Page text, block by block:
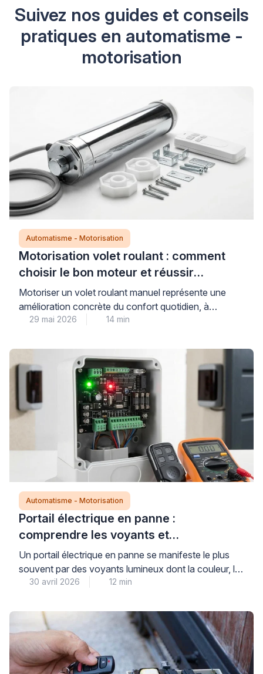
Suivez nos guides et conseils
pratiques en automatisme -
motorisation
Automatisme - Motorisation
Motorisation volet roulant : comment
choisir le bon moteur et réussir
l’installation
Motoriser un volet roulant manuel représente une
amélioration concrète du confort quotidien, à
condition de sélectionner un moteur parfaitement
modernisation technique nécessite de comprendre
trois critères déterminants : le type d’axe
d’enroulement, la puissance adaptée au poids du
tablier, et le mode de commande souhaité (filaire,
radio ou connecté). Bien […]
29 mai 2026 14 min
Automatisme - Motorisation
Portail électrique en panne :
comprendre les voyants et
diagnostiquer le problème
Un portail électrique en panne se manifeste le plus
souvent par des voyants lumineux dont la couleur, le
clignotement ou l’extinction renseignent précisément
défectueuse, problème de motorisation, défaut de
détection ou erreur de programmation. Avant toute
intervention technique, plusieurs vérifications simples
et sécurisées permettent d’identifier si le problème
relève […]
30 avril 2026 12 min